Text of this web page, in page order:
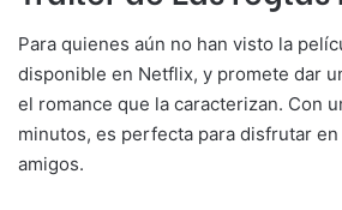
Para quienes aún no han visto la
disponible en Netflix, y promete dar
el romance que la caracterizan. Con
minutos, es perfecta para disfrutar
amigos.